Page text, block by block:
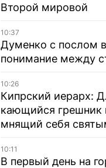
Второй мировой
10:37
Думенко с послом
понимание между
10:26
Кипрский иерарх:
кающийся грешник
мнящий себя
10:11
В первый день на